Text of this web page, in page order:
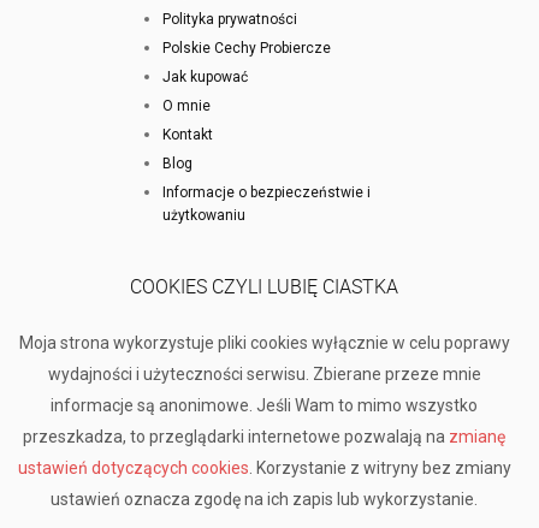
Polityka prywatności
Polskie Cechy Probiercze
Jak kupować
O mnie
Kontakt
Blog
Informacje o bezpieczeństwie i
użytkowaniu
COOKIES CZYLI LUBIĘ CIASTKA
Moja strona wykorzystuje pliki cookies wyłącznie w celu poprawy
wydajności i użyteczności serwisu. Zbierane przeze mnie
informacje są anonimowe. Jeśli Wam to mimo wszystko
przeszkadza, to przeglądarki internetowe pozwalają na zmianę
ustawień dotyczących cookies . Korzystanie z witryny bez zmiany
ustawień oznacza zgodę na ich zapis lub wykorzystanie.